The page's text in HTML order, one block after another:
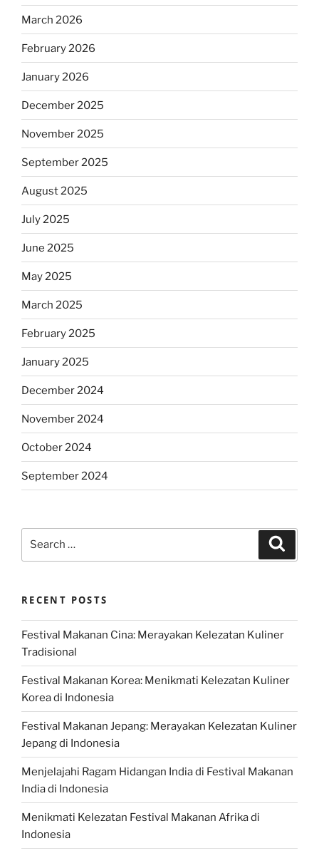
March 2026
February 2026
January 2026
December 2025
November 2025
September 2025
August 2025
July 2025
June 2025
May 2025
March 2025
February 2025
January 2025
December 2024
November 2024
October 2024
September 2024
RECENT POSTS
Festival Makanan Cina: Merayakan Kelezatan Kuliner
Tradisional
Festival Makanan Korea: Menikmati Kelezatan Kuliner
Korea di Indonesia
Festival Makanan Jepang: Merayakan Kelezatan Kuliner
Jepang di Indonesia
Menjelajahi Ragam Hidangan India di Festival Makanan
India di Indonesia
Menikmati Kelezatan Festival Makanan Afrika di
Indonesia